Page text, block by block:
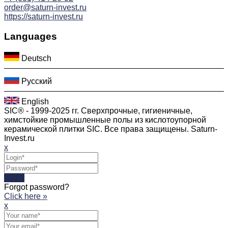
order@saturn-invest.ru
https://saturn-invest.ru
Languages
Deutsch
Русский
English
SIC® - 1999-2025 гг. Сверхпрочные, гигиеничные,
химстойкие промышленные полы из кислотоупорной
керамической плитки SIC. Все права защищены. Saturn-
Invest.ru
x
Forgot password?
Click here »
x